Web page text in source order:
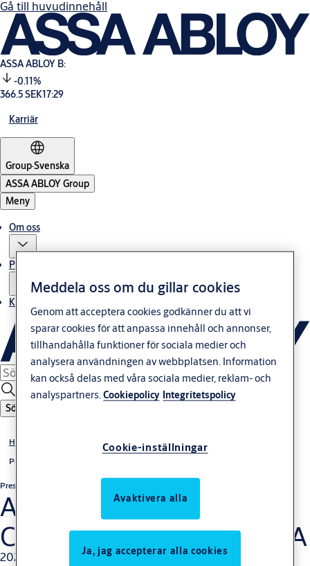
Gå till huvudinnehåll
ASSA ABLOY B:
-0.11%
366.5 SEK17:29
Karriär
Group·Svenska
ASSA ABLOY Group
Meny
Om oss
Press
Kontakt
Sök
Hem
Press
Pressrelease
ASSA ABLOY förvärvar
Capitol Door Service i USA
2021-08-11
Meddela oss om du gillar cookies
Genom att acceptera cookies godkänner du att vi
sparar cookies för att anpassa innehåll och annonser,
tillhandahålla funktioner för sociala medier och
analysera användningen av webbplatsen. Information
kan också delas med våra sociala medier, reklam- och
analyspartners.Cookiepolicy Integritetspolicy
Cookie-inställningar
Avaktivera alla
Ja, jag accepterar alla cookies